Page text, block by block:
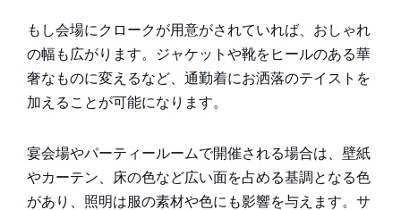
もし会場にクロークが用意がされていれば、おしゃれ
の幅も広がります。ジャケットや靴をヒールのある華
奢なものに変えるなど、通勤着にお洒落のテイストを
加えることが可能になります。
宴会場やパーティールームで開催される場合は、壁紙
やカーテン、床の色など広い面を占める基調となる色
があり、照明は服の素材や色にも影響を与えます。サ